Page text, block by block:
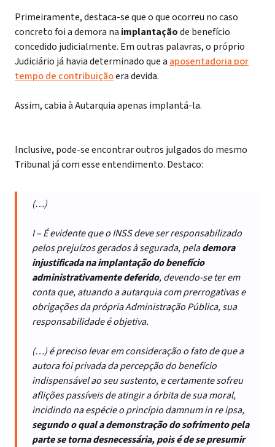
Primeiramente, destaca-se que o que ocorreu no caso
concreto foi a demora na implantaçãode benefício
concedido judicialmente. Em outras palavras, o próprio
Judiciário já havia determinado que a aposentadoria por
tempo de contribuiçãoera devida.
Assim, cabia à Autarquia apenas implantá-la.
Inclusive, pode-se encontrar outros julgados do mesmo
Tribunal já com esse entendimento. Destaco:
(…)
I – É evidente que o INSS deve ser responsabilizado
pelos prejuízos gerados à segurada, pelademora
injustificada na implantação do benefício
administrativamente deferido, devendo-se ter em
conta que, atuando a autarquia com prerrogativas e
obrigações da própria Administração Pública, sua
responsabilidade é objetiva.
(…) é preciso levar em consideração o fato de que a
autora foi privada da percepção do benefício
indispensável ao seu sustento, e certamente sofreu
aflições passíveis de atingir a órbita de sua moral,
incidindo na espécie o princípio damnum in re ipsa,
segundo o qual a demonstração do sofrimento pela
parte se torna desnecessária, pois é de se presumir